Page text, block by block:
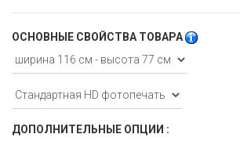
ОСНОВНЫЕ СВОЙСТВА ТОВАРА
ДОПОЛНИТЕЛЬНЫЕ ОПЦИИ :